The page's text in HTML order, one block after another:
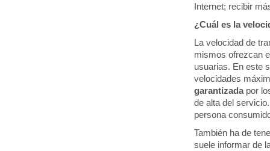
Internet; recibir
¿Cuál es la
La velocidad de
mismos ofrezcan
usuarias. En este
velocidades
garantizadapor
de alta del
persona
También ha de
suele informar de